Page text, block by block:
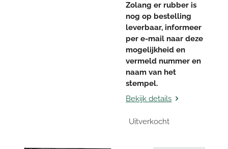
Zolang er rubber is
nog op bestelling
leverbaar, informeer
per e-mail naar deze
mogelijkheid en
vermeld nummer en
naam van het
stempel.
Bekijk details
Uitverkocht